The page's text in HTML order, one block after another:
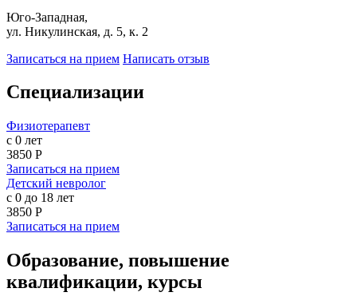
Юго-Западная,
ул. Никулинская, д. 5, к. 2
Записаться на прием Написать отзыв
Специализации
Физиотерапевт
с 0 лет
3850 Р
Записаться на прием
Детский невролог
с 0 до 18 лет
3850 Р
Записаться на прием
Образование, повышение
квалификации, курсы